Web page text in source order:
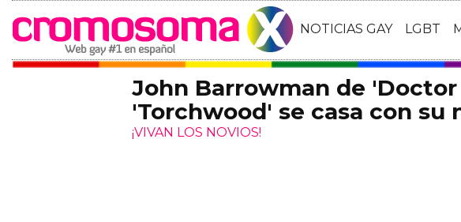
NOTICIAS GAY LGBT
John Barrowman de
'Torchwood' se casa con su
¡VIVAN LOS NOVIOS!